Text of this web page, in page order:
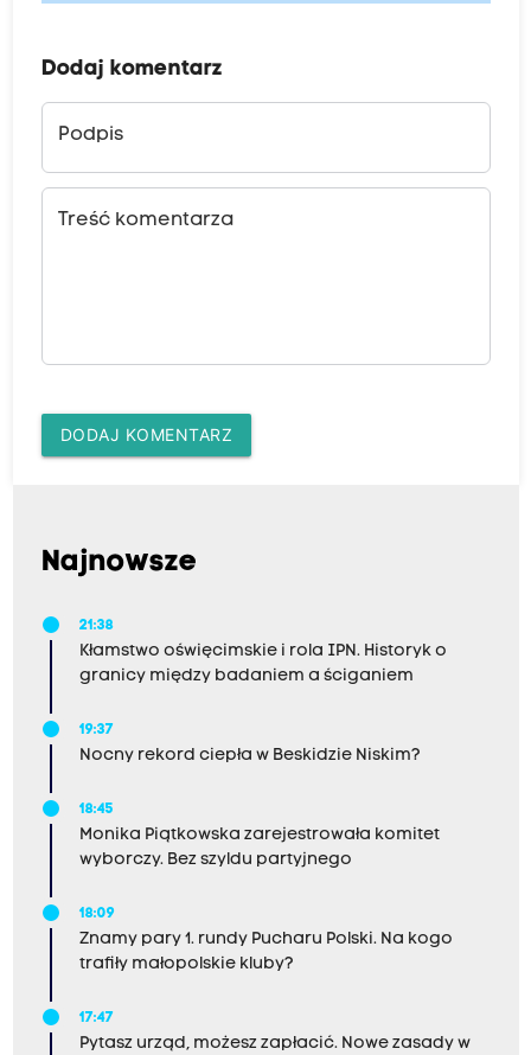
Dodaj komentarz
Podpis
Treść komentarza
DODAJ KOMENTARZ
Najnowsze
21:38
Kłamstwo oświęcimskie i rola IPN. Historyk o
granicy między badaniem a ściganiem
19:37
Nocny rekord ciepła w Beskidzie Niskim?
18:45
Monika Piątkowska zarejestrowała komitet
wyborczy. Bez szyldu partyjnego
18:09
Znamy pary 1. rundy Pucharu Polski. Na kogo
trafiły małopolskie kluby?
17:47
Pytasz urząd, możesz zapłacić. Nowe zasady w